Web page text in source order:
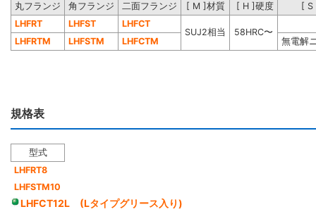
丸フランジ
角フランジ 二面フランジ [ M ]材質 [ H ]硬度
[ S
LHFRT
LHFST
LHFCT
SUJ2相当
58HRC〜
LHFRTM
LHFSTM LHFCTM 無電解
規格表
型式
LHFRT8
LHFSTM10
LHFCT12L (Lタイプグリース入り)